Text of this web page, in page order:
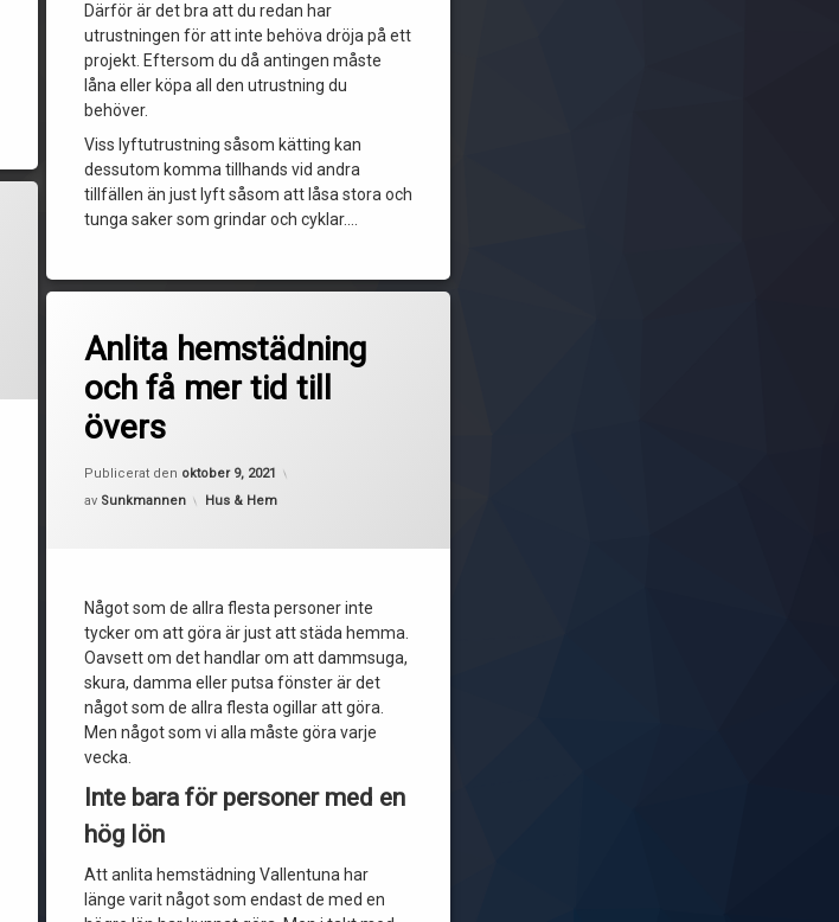
Därför är det bra att du redan har
utrustningen för att inte behöva dröja på ett
projekt. Eftersom du då antingen måste
låna eller köpa all den utrustning du
behöver.
Viss lyftutrustning såsom kätting kan
dessutom komma tillhands vid andra
tillfällen än just lyft såsom att låsa stora och
tunga saker som grindar och cyklar.…
Anlita hemstädning
och få mer tid till
övers
Publicerat den oktober 9, 2021
av Sunkmannen Kategorier:
Hus & Hem
Något som de allra flesta personer inte
tycker om att göra är just att städa hemma.
Oavsett om det handlar om att dammsuga,
skura, damma eller putsa fönster är det
något som de allra flesta ogillar att göra.
Men något som vi alla måste göra varje
vecka.
Inte bara för personer med en
hög lön
Att anlita hemstädning Vallentuna har
länge varit något som endast de med en